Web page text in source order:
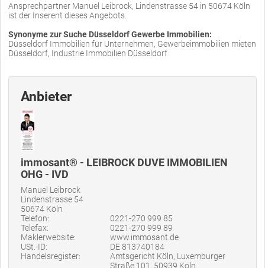
Ansprechpartner Manuel Leibrock, Lindenstrasse 54 in 50674 Köln
ist der Inserent dieses Angebots.
Synonyme zur Suche Düsseldorf Gewerbe Immobilien:
Düsseldorf Immobilien für Unternehmen, Gewerbeimmobilien mieten
Düsseldorf, Industrie Immobilien Düsseldorf
Anbieter
immosant® - LEIBROCK DUVE IMMOBILIEN
OHG - IVD
Manuel Leibrock
Lindenstrasse 54
50674 Köln
Telefon:
0221-270 999 85
Telefax:
0221-270 999 89
Maklerwebsite:
www.immosant.de
USt.-ID:
DE 813740184
Handelsregister:
Amtsgericht Köln, Luxemburger
Straße 101, 50939 Köln